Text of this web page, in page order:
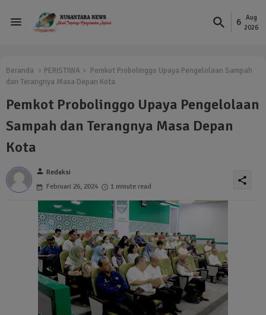
6
Aug
2026
Beranda PERISTIWA
Pemkot Probolinggo Upaya Pengelolaan Sampah
dan Terangnya Masa Depan Kota
Pemkot Probolinggo Upaya Pengelolaan
Sampah dan Terangnya Masa Depan
Kota
person Redaksi
Februari 26, 2024
1 minute read
share